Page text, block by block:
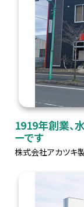
1919年創業、
ーです
株式会社アカツキ